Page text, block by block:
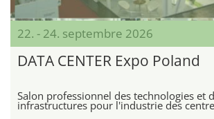
22. - 24. septembre 2026
DATA CENTER Expo Poland
Salon professionnel des technologies et
infrastructures pour l'industrie des